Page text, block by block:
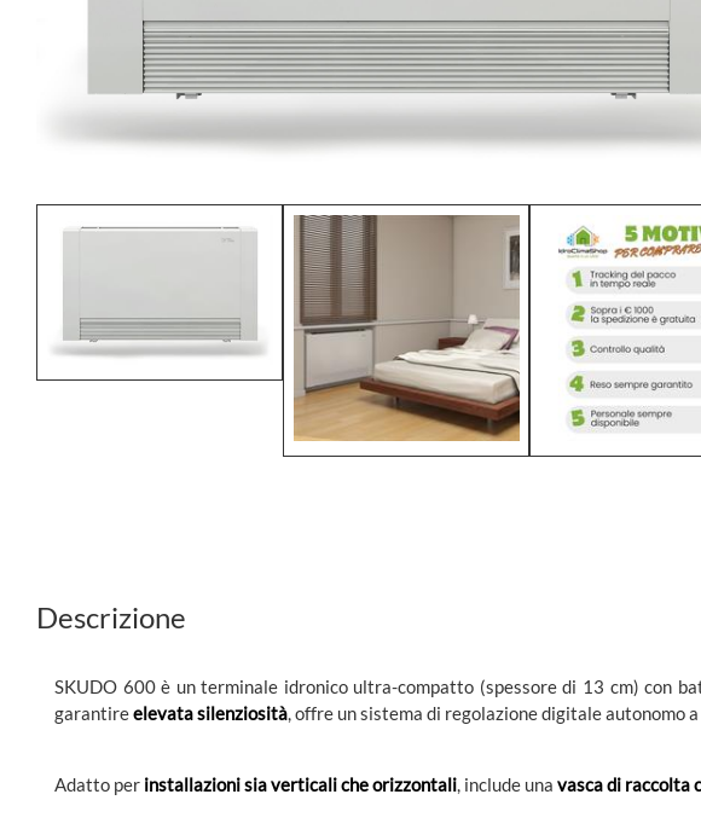
Descrizione
SKUDO 600 è un terminale idronico ultra-compatto (spessore di 13 cm) con
garantireelevata silenziosità, offre un sistema di regolazione digitale autonomo
Adatto per installazioni sia verticali che orizzontali, include una vasca di raccolta